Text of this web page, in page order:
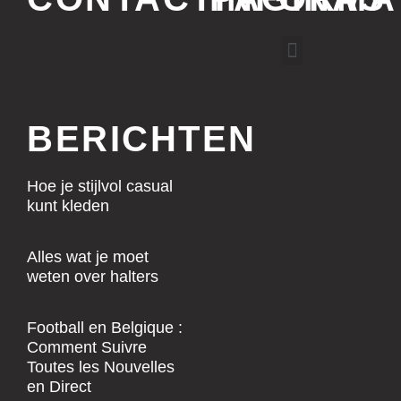
Menu
BERICHTEN
Hoe je stijlvol casual
kunt kleden
Alles wat je moet
weten over halters
Football en Belgique :
Comment Suivre
Toutes les Nouvelles
en Direct